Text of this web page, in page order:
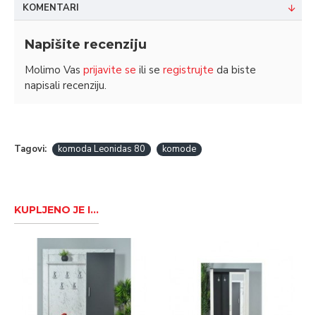
KOMENTARI
Napišite recenziju
Molimo Vas prijavite se ili se registrujte da biste
napisali recenziju.
Tagovi: komoda Leonidas 80 komode
KUPLJENO JE I...